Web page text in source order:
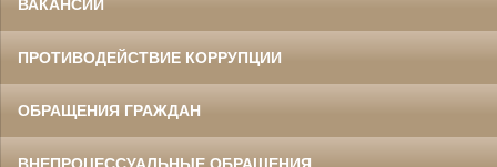
ВАКАНСИИ
ПРОТИВОДЕЙСТВИЕ КОРРУПЦИИ
ОБРАЩЕНИЯ ГРАЖДАН
ВНЕПРОЦЕССУАЛЬНЫЕ ОБРАЩЕНИЯ